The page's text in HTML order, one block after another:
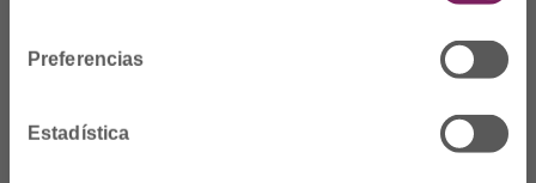
Preferencias
Estadística